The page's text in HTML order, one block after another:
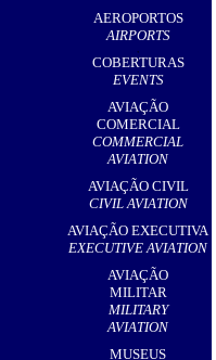
AEROPORTOS
AIRPORTS
,
COBERTURAS
EVENTS
AVIAÇÃO
COMERCIAL
COMMERCIAL
AVIATION
AVIAÇÃO CIVIL
CIVIL AVIATION
AVIAÇÃO EXECUTIVA
EXECUTIVE AVIATION
AVIAÇÃO
MILITAR
MILITARY
AVIATION
MUSEUS